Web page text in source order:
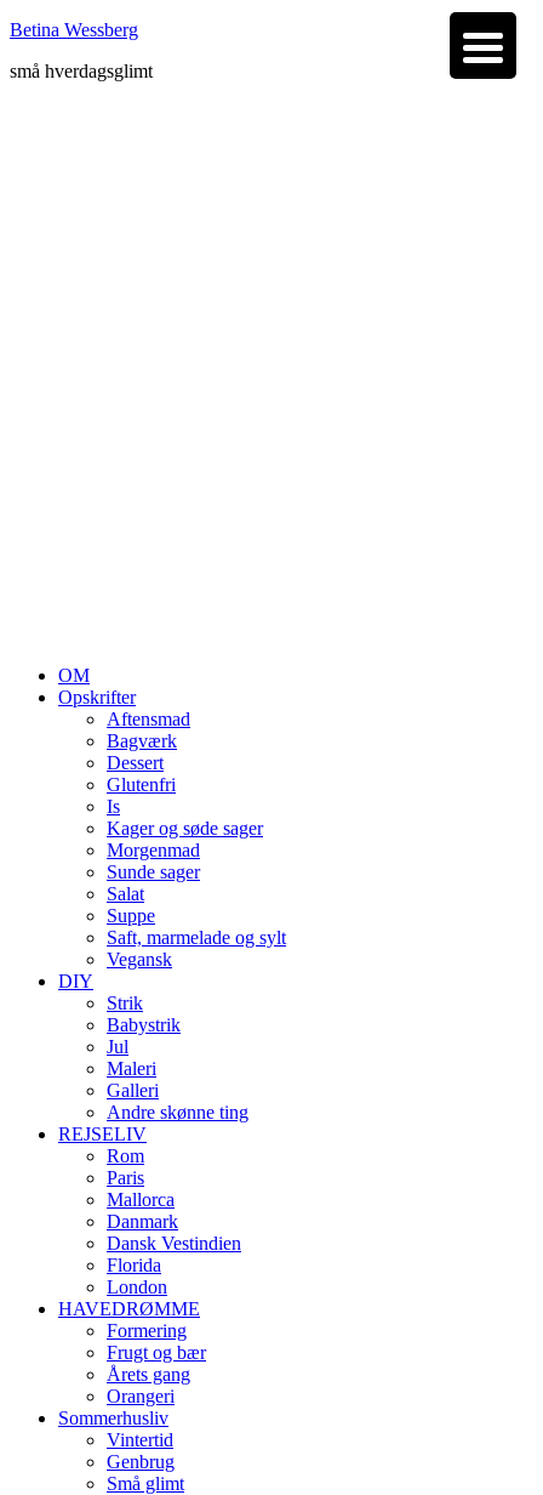
Betina Wessberg
små hverdagsglimt
OM
Opskrifter
Aftensmad
Bagværk
Dessert
Glutenfri
Is
Kager og søde sager
Morgenmad
Sunde sager
Salat
Suppe
Saft, marmelade og sylt
Vegansk
DIY
Strik
Babystrik
Jul
Maleri
Galleri
Andre skønne ting
REJSELIV
Rom
Paris
Mallorca
Danmark
Dansk Vestindien
Florida
London
HAVEDRØMME
Formering
Frugt og bær
Årets gang
Orangeri
Sommerhusliv
Vintertid
Genbrug
Små glimt